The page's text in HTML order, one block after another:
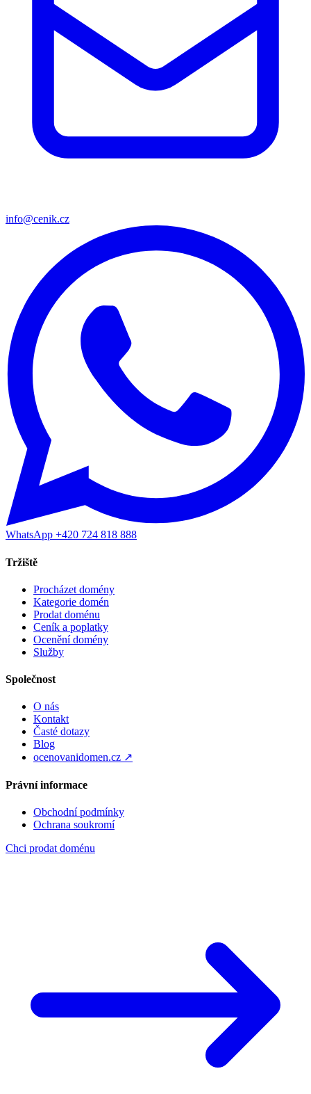
info@cenik.cz
WhatsApp +420 724 818 888
Tržiště
Procházet domény
Kategorie domén
Prodat doménu
Ceník a poplatky
Ocenění domény
Služby
Společnost
O nás
Kontakt
Časté dotazy
Blog
ocenovanidomen.cz ↗
Právní informace
Obchodní podmínky
Ochrana soukromí
Chci prodat doménu